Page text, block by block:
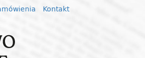
Kontakt